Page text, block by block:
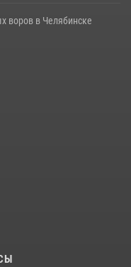
воров в Челябинске